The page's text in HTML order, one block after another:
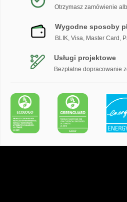
Otrzymasz zamówienie
Wygodne sposoby
BLIK, Visa, Master Card,
Usługi projektowe
Bezpłatne dopracowanie